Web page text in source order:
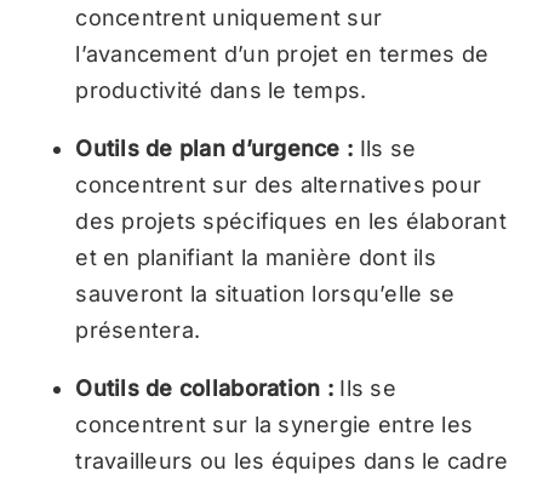
concentrent uniquement sur
l’avancement d’un projet en termes de
productivité dans le temps.
Outils de plan d’urgence : Ils se
concentrent sur des alternatives pour
des projets spécifiques en les élaborant
et en planifiant la manière dont ils
sauveront la situation lorsqu’elle se
présentera.
Outils de collaboration :Ils se
concentrent sur la synergie entre les
travailleurs ou les équipes dans le cadre